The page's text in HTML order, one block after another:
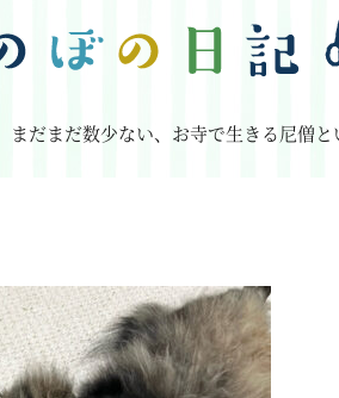
まだまだ数少ない、お寺で生きる尼僧